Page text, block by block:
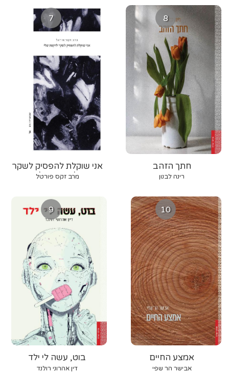
7
אני שוקלת להפסיק לשקר
לרקפת שלי
מרב זקס פורטל
8
חתך הזהב
רינה לבנון
9
בוט, עשה לי ילד
דין אהרוני רולנד
10
אמצע החיים
אבישר הר שפי